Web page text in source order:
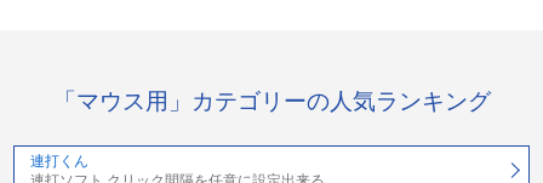
「マウス用」カテゴリーの人気ランキング
連打くん